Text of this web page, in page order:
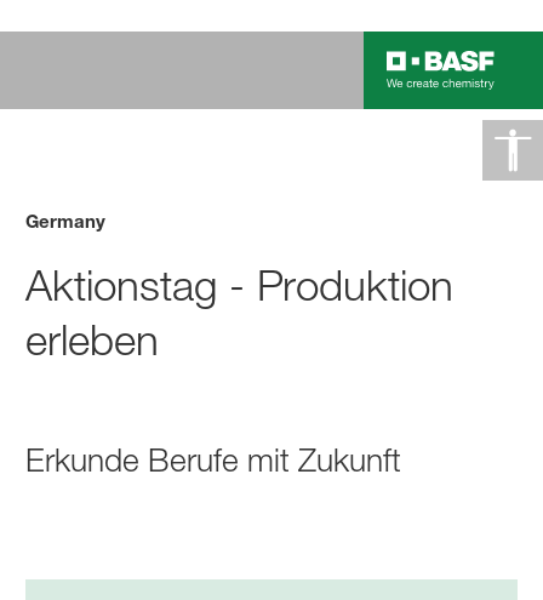
Germany
Aktionstag - Produktion
erleben
Erkunde Berufe mit Zukunft